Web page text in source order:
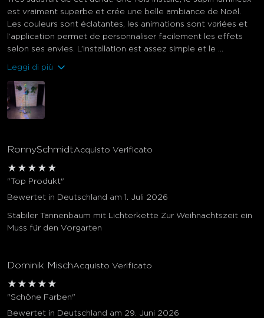
est vraiment superbe et crée une belle ambiance de Noël.
Les couleurs sont éclatantes, les animations sont variées et
l’application permet de personnaliser facilement les effets
selon ses envies. L’installation est assez simple et le ...
Leggi di più
RonnySchmidtAcquisto Verificato
★ ★ ★ ★ ★
"Top Produkt"
Bewertet in Deutschland am 1. Juli 2026
Stabiler Tannenbaum mit Lichterkette Zur Weihnachtszeit ein
Muss für den Vorgarten
Dominik MischAcquisto Verificato
★ ★ ★ ★ ★
"Schöne Farben"
Bewertet in Deutschland am 29. Juni 2026